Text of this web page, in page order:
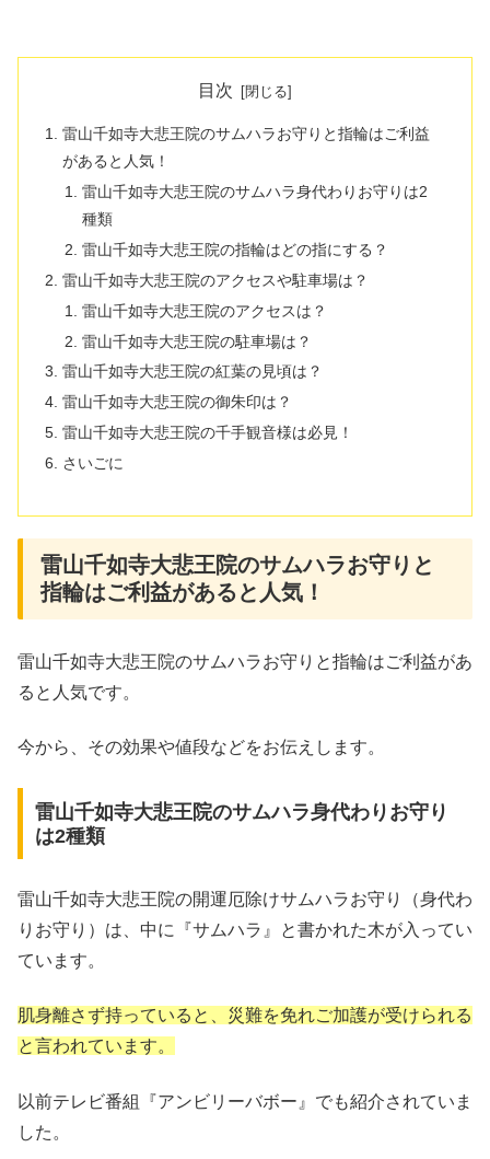
目次
雷山千如寺大悲王院のサムハラお守りと指輪はご利益
があると人気！
雷山千如寺大悲王院のサムハラ身代わりお守りは2
種類
雷山千如寺大悲王院の指輪はどの指にする？
雷山千如寺大悲王院のアクセスや駐車場は？
雷山千如寺大悲王院のアクセスは？
雷山千如寺大悲王院の駐車場は？
雷山千如寺大悲王院の紅葉の見頃は？
雷山千如寺大悲王院の御朱印は？
雷山千如寺大悲王院の千手観音様は必見！
さいごに
雷山千如寺大悲王院のサムハラお守りと
指輪はご利益があると人気！
雷山千如寺大悲王院のサムハラお守りと指輪はご利益があ
ると人気です。
今から、その効果や値段などをお伝えします。
雷山千如寺大悲王院のサムハラ身代わりお守り
は2種類
雷山千如寺大悲王院の開運厄除けサムハラお守り（身代わ
りお守り）は、中に『サムハラ』と書かれた木が入ってい
ています。
肌身離さず持っていると、災難を免れご加護が受けられる
と言われています。
以前テレビ番組『アンビリーバボー』でも紹介されていま
した。